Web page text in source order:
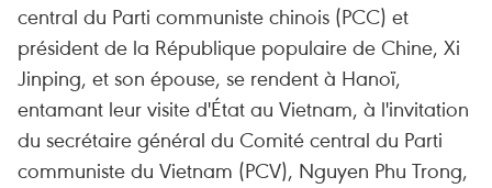
central du Parti communiste chinois (PCC) et
président de la République populaire de Chine, Xi
Jinping, et son épouse, se rendent à Hanoï,
entamant leur visite d'État au Vietnam, à l'invitation
du secrétaire général du Comité central du Parti
communiste du Vietnam (PCV), Nguyen Phu Trong,